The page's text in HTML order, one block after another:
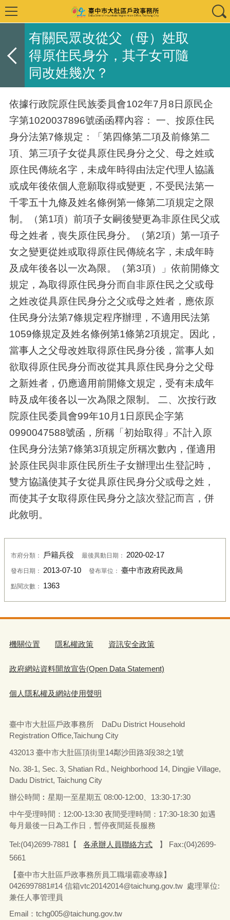
有關民眾改從父（母）姓取
得原住民身分，其子女可隨
同改姓幾次？
依據行政院原住民族委員會102年7月8日原民企
字第1020037896號函函釋內容： 一、按原住民
身分法第7條規定：「第四條第二項及前條第二
項、第三項子女從具原住民身分之父、母之姓或
原住民傳統名字，未成年時得由法定代理人協議
或成年後依個人意願取得或變更，不受民法第一
千零五十九條及姓名條例第一條第二項規定之限
制。（第1項）前項子女嗣後變更為非原住民父或
母之姓者，喪失原住民身分。（第2項）第一項子
女之變更從姓或取得原住民傳統名字，未成年時
及成年後各以一次為限。（第3項）」依前開條文
規定，為取得原住民身分而自非原住民之父或母
之姓改從具原住民身分之父或母之姓者，應依原
住民身分法第7條規定程序辦理，不適用民法第
1059條規定及姓名條例第1條第2項規定。因此，
當事人之父母改姓取得原住民身分後，當事人如
欲取得原住民身分而改從其具原住民身分之父母
之新姓者，仍應適用前開條文規定，受有未成年
時及成年後各以一次為限之限制。 二、次按行政
院原住民委員會99年10月1日原民企字第
0990047588號函，所稱「初始取得」不計入原
住民身分法第7條第3項規定所稱次數內，僅適用
於原住民與非原住民所生子女辦理出生登記時，
雙方協議使其子女從具原住民身分父或母之姓，
而使其子女取得原住民身分之該次登記而言，併
此敘明。
市府分類： 戶籍兵役 最後異動日期： 2020-02-17
發布日期： 2013-07-10 發布單位： 臺中市政府民政局
點閱次數： 1363
機關位置 隱私權政策 資訊安全政策
政府網站資料開放宣告(Open Data Statement)
個人隱私權及網站使用聲明
臺中市大肚區戶政事務所 DaDu District Household
Registration Office,Taichung City
432013 臺中市大肚區頂街里14鄰沙田路3段38之1號
No. 38-1, Sec. 3, Shatian Rd., Neighborhood 14, Dingjie Village,
Dadu District, Taichung City
辦公時間︰星期一至星期五 08:00-12:00、13:30-17:30
中午受理時間：12:00-13:30 夜間受理時間：17:30-18:30 如遇
每月最後一日為工作日，暫停夜間延長服務
Tel:(04)2699-7881【 各承辦人員聯絡方式
】 Fax:(04)2699-
5661
【臺中市大肚區戶政事務所員工職場霸凌專線】
0426997881#14 信箱vtc20142014@taichung.gov.tw 處理單位:
兼任人事管理員
Email：tchg005@taichung.gov.tw